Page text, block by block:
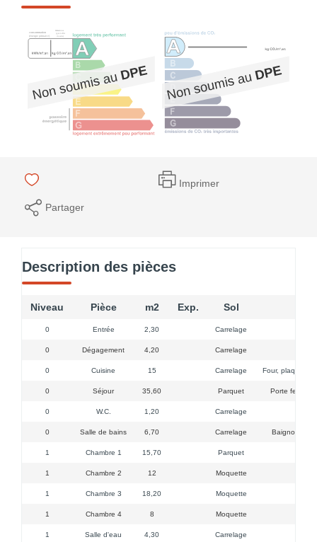
Imprimer
Partager
Description des pièces
Niveau Pièce m2 Exp. Sol
0 Entrée 2,30 Carrelage
0 Dégagement 4,20 Carrelage
0 Cuisine 15 Carrelage Four, plaque,
0 Séjour 35,60 Parquet Porte fenêtre
0 W.C. 1,20 Carrelage
0 Salle de bains 6,70 Carrelage Baignoire,
1 Chambre 1 15,70 Parquet
1 Chambre 2 12 Moquette
1 Chambre 3 18,20 Moquette
1 Chambre 4 8 Moquette
1 Salle d'eau 4,30 Carrelage